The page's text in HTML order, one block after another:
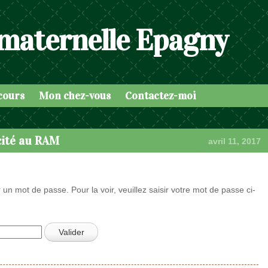
Epagny
Mon chez-vous Contactez-moi
au RAM avril 11, 2017
mot de passe. Pour la voir, veuillez saisir votre mot de passe ci-